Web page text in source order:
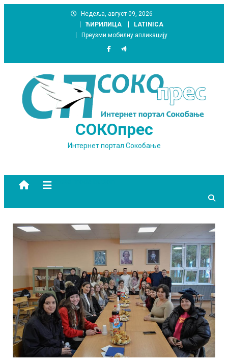
Недеља, август 09, 2026
ЋИРИЛИЦА
LATINICA
Преузми мобилну апликацију
СОКОпрес
Интернет портал Сокобање